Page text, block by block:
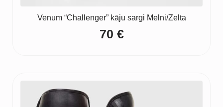
Venum “Challenger” kāju sargi Melni/Zelta
70 €